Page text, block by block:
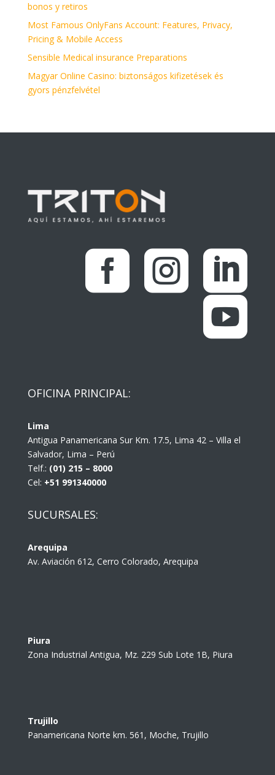
bonos y retiros
Most Famous OnlyFans Account: Features, Privacy,
Pricing & Mobile Access
Sensible Medical insurance Preparations
Magyar Online Casino: biztonságos kifizetések és
gyors pénzfelvétel
  

OFICINA PRINCIPAL:
Lima
Antigua Panamericana Sur Km. 17.5, Lima 42 – Villa el
Salvador, Lima – Perú
Telf.: (01) 215 – 8000
Cel: +51 991340000
SUCURSALES:
Arequipa
Av. Aviación 612, Cerro Colorado, Arequipa
Piura
Zona Industrial Antigua, Mz. 229 Sub Lote 1B, Piura
Trujillo
Panamericana Norte km. 561, Moche, Trujillo